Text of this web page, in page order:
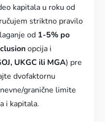
kapitala u roku od
striktno pravilo
od 1-5% po
opcija i
UKGC ili MGA) pre
dvofaktornu
granične limite
i kapitala.